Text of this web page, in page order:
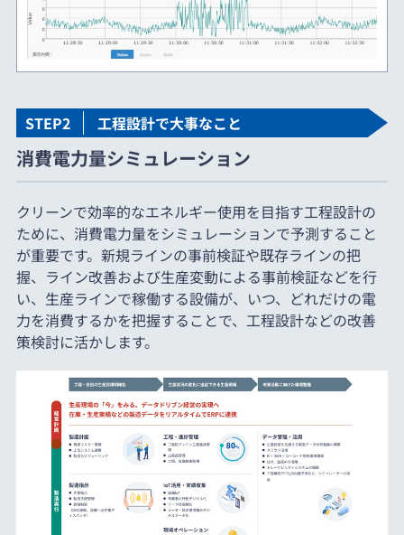
STEP2 工程設計で大事なこと
消費電力量シミュレーション
クリーンで効率的なエネルギー使用を目指す工程設計の
ために、消費電力量をシミュレーションで予測すること
が重要です。新規ラインの事前検証や既存ラインの把
握、ライン改善および生産変動による事前検証などを行
い、生産ラインで稼働する設備が、いつ、どれだけの電
力を消費するかを把握することで、工程設計などの改善
策検討に活かします。